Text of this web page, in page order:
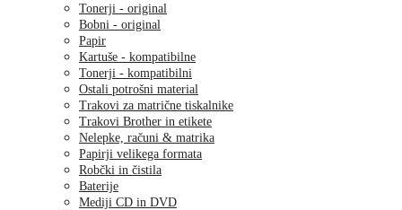
Tonerji - original
Bobni - original
Papir
Kartuše - kompatibilne
Tonerji - kompatibilni
Ostali potrošni material
Trakovi za matrične tiskalnike
Trakovi Brother in etikete
Nelepke, računi & matrika
Papirji velikega formata
Robčki in čistila
Baterije
Mediji CD in DVD